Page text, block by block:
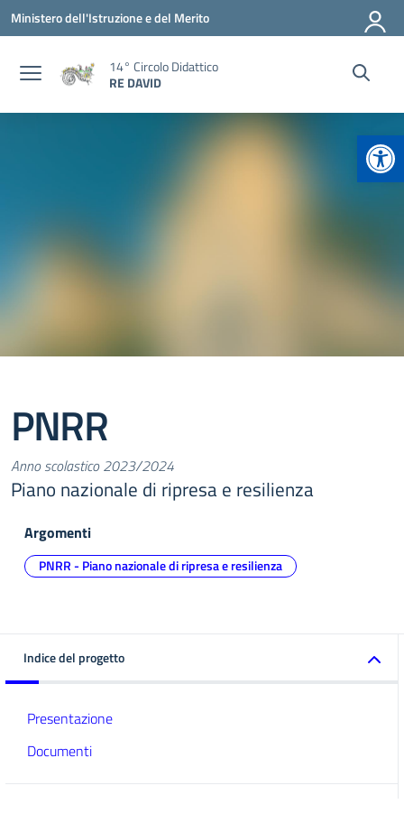
Vai ai contenuti
Vai al menu di navigazione
Vai al footer
Ministero dell'Istruzione e del Merito
14° Circolo Didattico
RE DAVID
PNRR
Anno scolastico 2023/2024
Piano nazionale di ripresa e resilienza
Argomenti
PNRR - Piano nazionale di ripresa e resilienza
Indice del progetto
Presentazione
Documenti